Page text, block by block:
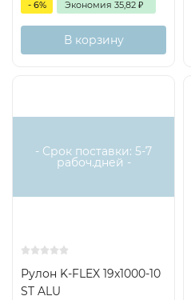
- 6% Экономия 35,82 ₽
В корзину
- Срок поставки: 5-7
рабоч.дней -
Рулон K-FLEX 19x1000-10
ST ALU